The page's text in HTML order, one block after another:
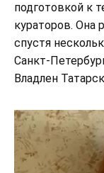
подготовкой к
кураторов. Она
спустя
Санкт-
Владлен